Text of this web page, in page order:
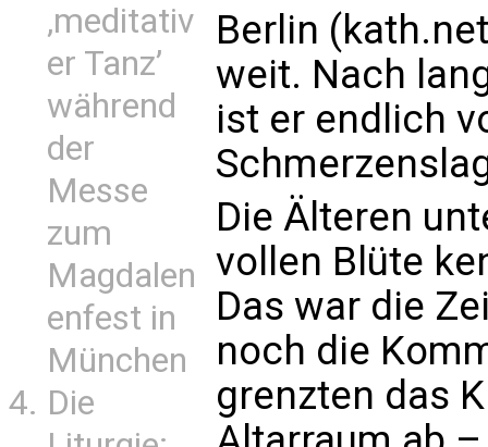
‚meditativ
er Tanz’
während
der
Messe
zum
Magdalen
enfest in
München
Die
Berlin
weit. Nach
ist er endlich
Die Älteren
vollen Blüte
Das war die
noch die
grenzten das